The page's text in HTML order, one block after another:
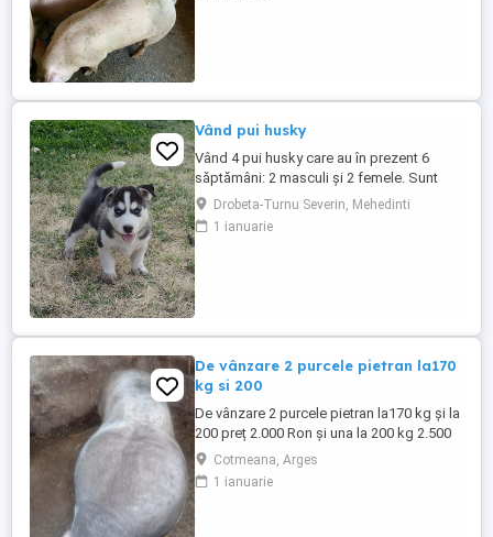
Vând pui husky
Vând 4 pui husky care au în prezent 6
săptămâni: 2 masculi și 2 femele. Sunt
jucăuși și iubitori, dețin carnet de
sănătate,sunt vaccinați și deparazitați.
Drobeta-Turnu Severin, Mehedinti
1 ianuarie
De vânzare 2 purcele pietran la170
kg si 200
De vânzare 2 purcele pietran la170 kg și la
200 preț 2.000 Ron și una la 200 kg 2.500
Ron din montă artificială
Cotmeana, Arges
1 ianuarie